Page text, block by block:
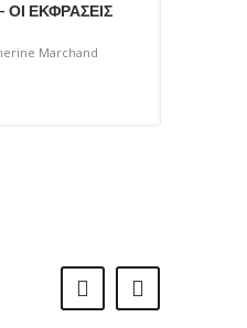
ΟΙ ΕΚΦΡΑΣΕΙΣ
Marchand